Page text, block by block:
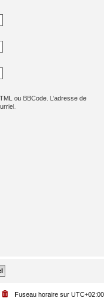
ou BBCode. L’adresse de
Fuseau horaire sur UTC+02:00